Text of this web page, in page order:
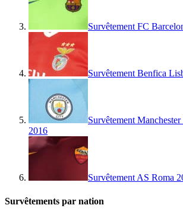
Survêtement FC
Survêtement Benfica
Survêtement
2016
Survêtement AS Roma
Survêtements par nation